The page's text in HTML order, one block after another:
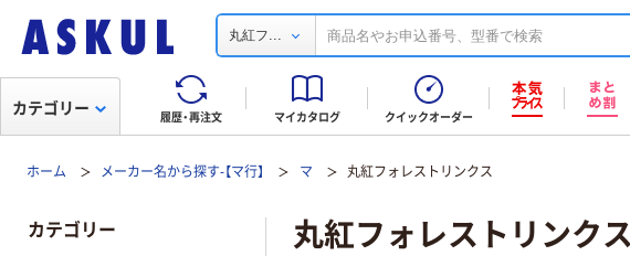
丸紅フ...
履歴・再注文 マイカタログ クイックオーダー
カテゴリー
ホーム メーカー名から探す-【マ行】 マ 丸紅フォレストリンクス
丸紅フォレストリンクス
カテゴリー